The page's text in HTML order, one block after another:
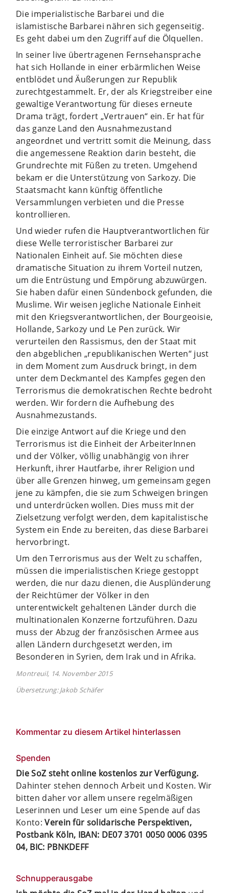
Die imperialistische Barbarei und die
islamistische Barbarei nähren sich gegenseitig.
Es geht dabei um den Zugriff auf die Ölquellen.
In seiner live übertragenen Fernsehansprache
hat sich Hollande in einer erbärmlichen Weise
entblödet und Äußerungen zur Republik
zurechtgestammelt. Er, der als Kriegstreiber eine
gewaltige Verantwortung für dieses erneute
Drama trägt, fordert „Vertrauen“ ein. Er hat für
das ganze Land den Ausnahmezustand
angeordnet und vertritt somit die Meinung, dass
die angemessene Reaktion darin besteht, die
Grundrechte mit Füßen zu treten. Umgehend
bekam er die Unterstützung von Sarkozy. Die
Staatsmacht kann künftig öffentliche
Versammlungen verbieten und die Presse
kontrollieren.
Und wieder rufen die Hauptverantwortlichen für
diese Welle terroristischer Barbarei zur
Nationalen Einheit auf. Sie möchten diese
dramatische Situation zu ihrem Vorteil nutzen,
um die Entrüstung und Empörung abzuwürgen.
Sie haben dafür einen Sündenbock gefunden, die
Muslime. Wir weisen jegliche Nationale Einheit
mit den Kriegsverantwortlichen, der Bourgeoisie,
Hollande, Sarkozy und Le Pen zurück. Wir
verurteilen den Rassismus, den der Staat mit
den abgeblichen „republikanischen Werten“ just
in dem Moment zum Ausdruck bringt, in dem
unter dem Deckmantel des Kampfes gegen den
Terrorismus die demokratischen Rechte bedroht
werden. Wir fordern die Aufhebung des
Ausnahmezustands.
Die einzige Antwort auf die Kriege und den
Terrorismus ist die Einheit der ArbeiterInnen
und der Völker, völlig unabhängig von ihrer
Herkunft, ihrer Hautfarbe, ihrer Religion und
über alle Grenzen hinweg, um gemeinsam gegen
jene zu kämpfen, die sie zum Schweigen bringen
und unterdrücken wollen. Dies muss mit der
Zielsetzung verfolgt werden, dem kapitalistische
System ein Ende zu bereiten, das diese Barbarei
hervorbringt.
Um den Terrorismus aus der Welt zu schaffen,
müssen die imperialistischen Kriege gestoppt
werden, die nur dazu dienen, die Ausplünderung
der Reichtümer der Völker in den
unterentwickelt gehaltenen Länder durch die
multinationalen Konzerne fortzuführen. Dazu
muss der Abzug der französischen Armee aus
allen Ländern durchgesetzt werden, im
Besonderen in Syrien, dem Irak und in Afrika.
Montreuil, 14. November 2015
Übersetzung: Jakob Schäfer
Kommentar zu diesem Artikel hinterlassen
Spenden
Die SoZ steht online kostenlos zur Verfügung.
Dahinter stehen dennoch Arbeit und Kosten. Wir
bitten daher vor allem unsere regelmäßigen
Leserinnen und Leser um eine Spende auf das
Konto:Verein für solidarische Perspektiven,
Postbank Köln, IBAN: DE07 3701 0050 0006 0395
04, BIC: PBNKDEFF
Schnupperausgabe